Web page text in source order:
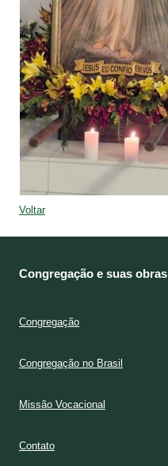
Voltar
Congregação e suas obras
Congregação
Congregação no Brasil
Missão Vocacional
Contato